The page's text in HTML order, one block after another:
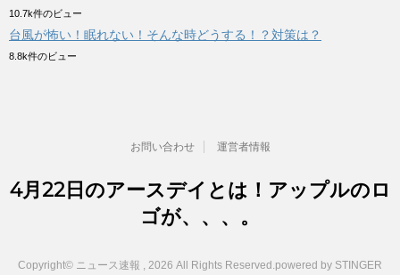
10.7k件のビュー
台風が怖い！眠れない！そんな時どうする！？対策は？
8.8k件のビュー
お問い合わせ 運営者情報
4月22日のアースデイとは！アップルのロ
ゴが、、、。
Copyright© ニュース速報 , 2026 All Rights Reserved.powered by STINGER